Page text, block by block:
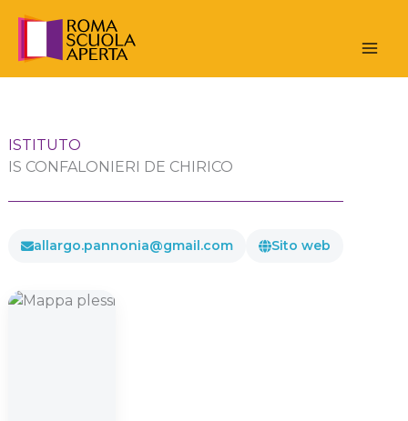
contenuto
ISTITUTO
IS CONFALONIERI DE CHIRICO
allargo.pannonia@gmail.com Sito web